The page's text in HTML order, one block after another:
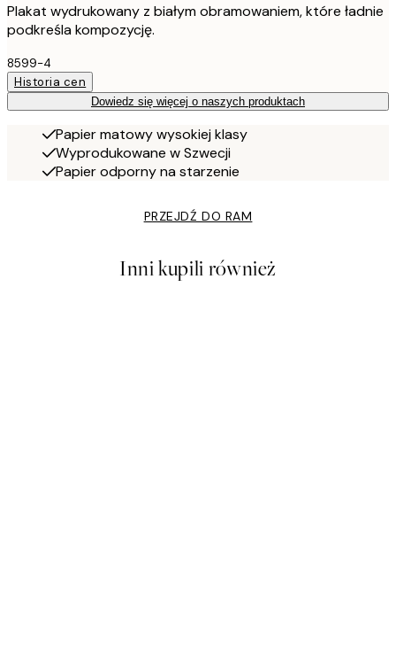
Plakat wydrukowany z białym obramowaniem, które ładnie
podkreśla kompozycję.
8599-4
Historia cen
Dowiedz się więcej o naszych produktach
Papier matowy wysokiej klasy
Wyprodukowane w Szwecji
Papier odporny na starzenie
PRZEJDŹ DO RAM
Inni kupili również